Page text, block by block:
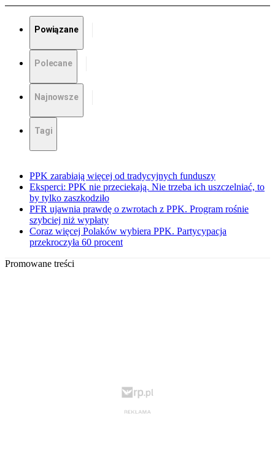
Powiązane
Polecane
Najnowsze
Tagi
PPK zarabiają więcej od tradycyjnych funduszy
Eksperci: PPK nie przeciekają. Nie trzeba ich uszczelniać, to
by tylko zaszkodziło
PFR ujawnia prawdę o zwrotach z PPK. Program rośnie
szybciej niż wypłaty
Coraz więcej Polaków wybiera PPK. Partycypacja
przekroczyła 60 procent
Promowane treści